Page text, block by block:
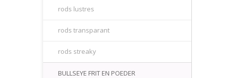
rods lustres
rods transparant
rods streaky
BULLSEYE FRIT EN POEDER